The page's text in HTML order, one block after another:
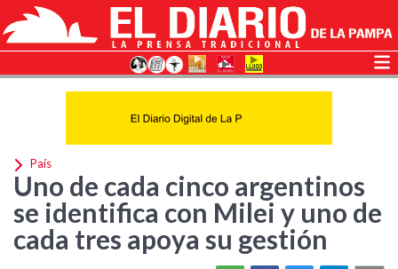
País
Uno de cada cinco argentinos
se identifica con Milei y uno de
cada tres apoya su gestión